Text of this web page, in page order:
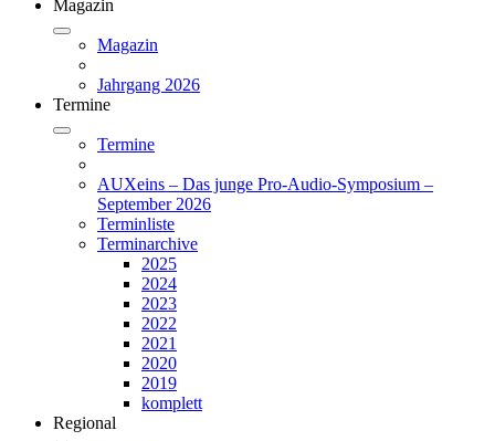
Magazin
Magazin
Jahrgang 2026
Termine
Termine
AUXeins – Das junge Pro-Audio-Symposium –
September 2026
Terminliste
Terminarchive
2025
2024
2023
2022
2021
2020
2019
komplett
Regional